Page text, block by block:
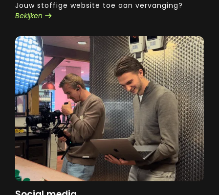
Jouw stoffige website toe aan vervanging?
Bekijken